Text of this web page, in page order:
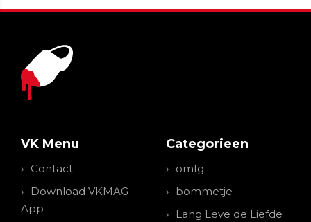
VK Menu
Contact
Download VKMAG
App
Categorieen
omfg
bommetje
Lang Leve de Liefde